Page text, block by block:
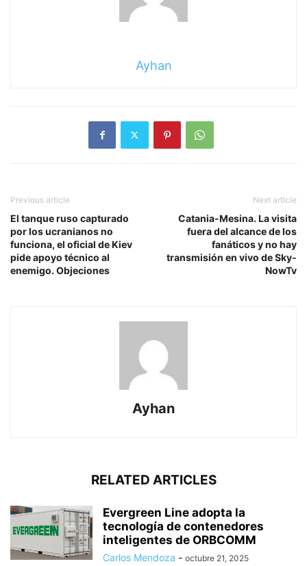
Ayhan
Previous article
El tanque ruso capturado
por los ucranianos no
funciona, el oficial de Kiev
pide apoyo técnico al
enemigo. Objeciones
Next article
Catania-Mesina. La visita
fuera del alcance de los
fanáticos y no hay
transmisión en vivo de Sky-
NowTv
Ayhan
RELATED ARTICLES
Evergreen Line adopta la
tecnología de contenedores
inteligentes de ORBCOMM
Carlos Mendoza - octubre 21, 2025